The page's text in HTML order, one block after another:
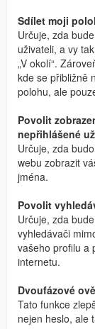
Sdílet moji
Určuje, zda
uživateli, a vy
„V okolí“.
kde se přibližně
polohu, ale
Povolit
nepřihlášené
Určuje, zda
webu zobrazit
jména.
Povolit
Určuje, zda
vyhledávači
vašeho profilu a
internetu.
Dvoufázové
Tato funkce
nejen heslo, ale